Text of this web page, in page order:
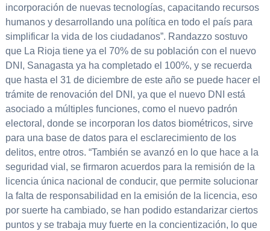
incorporación de nuevas tecnologías, capacitando recursos
humanos y desarrollando una política en todo el país para
simplificar la vida de los ciudadanos”. Randazzo sostuvo
que La Rioja tiene ya el 70% de su población con el nuevo
DNI, Sanagasta ya ha completado el 100%, y se recuerda
que hasta el 31 de diciembre de este año se puede hacer el
trámite de renovación del DNI, ya que el nuevo DNI está
asociado a múltiples funciones, como el nuevo padrón
electoral, donde se incorporan los datos biométricos, sirve
para una base de datos para el esclarecimiento de los
delitos, entre otros. “También se avanzó en lo que hace a la
seguridad vial, se firmaron acuerdos para la remisión de la
licencia única nacional de conducir, que permite solucionar
la falta de responsabilidad en la emisión de la licencia, eso
por suerte ha cambiado, se han podido estandarizar ciertos
puntos y se trabaja muy fuerte en la concientización, lo que